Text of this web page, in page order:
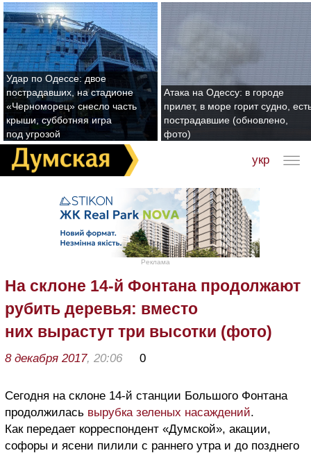
Удар по Одессе: двое
пострадавших, на стадионе
«Черноморец» снесло часть
крыши, субботняя игра
под угрозой
Атака на Одессу: в городе
прилет, в море горит судно,
пострадавшие (обновлено,
фото)
укр
Реклама
На склоне 14-й Фонтана продолжают
рубить деревья: вместо
них вырастут три высотки (фото)
8 декабря 2017, 20:06 0
Сегодня на склоне 14-й станции Большого Фонтана
продолжилась вырубка зеленых насаждений.
Как передает корреспондент «Думской», акации,
софоры и ясени пилили с раннего утра и до позднего